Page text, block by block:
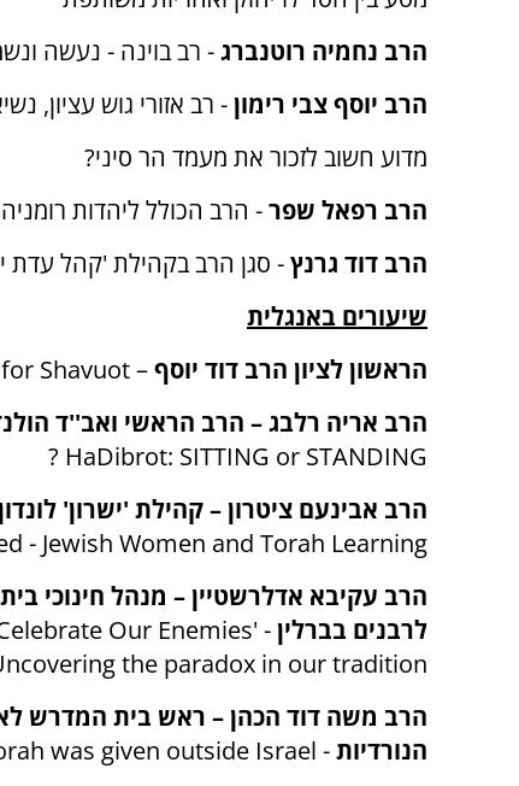
הרב נחמיה רוטנברג- רב בוינה - נעשה
הרב יוסף צבי רימון- רב אזורי גוש עציון,
מדוע חשוב לזכור את מעמד הר סיני?
הרב רפאל שפר- הרב הכולל ליהדות
הרב דוד גרנץ- סגן הרב בקהילת 'קהל עדת
שיעורים באנגלית
הראשון לציון הרב דוד יוסף–
Shavuot
הרב אריה רלבג – הרב הראשי ואב''ד
HaDibrot: SITTING or STANDING
?
הרב אבינעם ציטרון – קהילת 'ישרון'
- Jewish Women and Torah Learning
הרב עקיבא אדלרשטיין – מנהל חינוכי
לרבנים בברלין-
Our Enemies'
the paradox in our tradition
הרב משה דוד הכהן – ראש בית המדרש
הנורדיות-
was given outside Israel